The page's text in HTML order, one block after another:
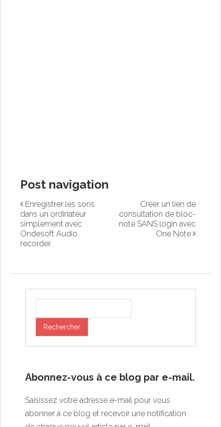
Post navigation
Enregistrer les sons
dans un ordinateur
simplement avec
Ondesoft Audio
recorder
Créer un lien de
consultation de bloc-
note SANS login avec
One Note
Abonnez-vous à ce blog par e-mail.
Saisissez votre adresse e-mail pour vous
abonner à ce blog et recevoir une notification